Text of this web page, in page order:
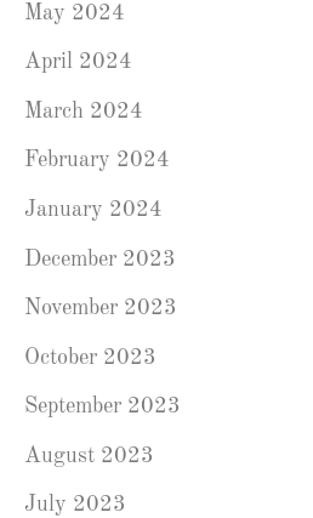
May 2024
April 2024
March 2024
February 2024
January 2024
December 2023
November 2023
October 2023
September 2023
August 2023
July 2023